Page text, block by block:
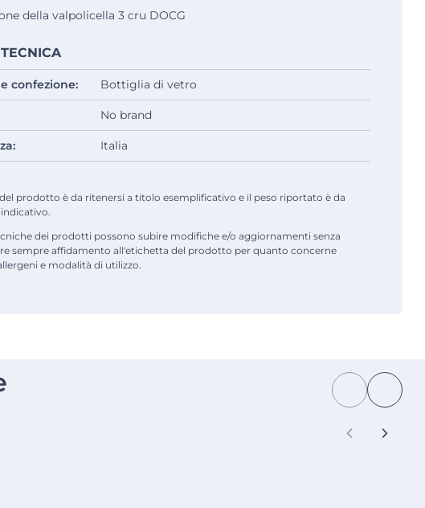
della valpolicella 3 cru DOCG
confezione: Bottiglia di vetro
No brand
Italia
prodotto è da ritenersi a titolo esemplificativo e il peso riportato è da
dei prodotti possono subire modifiche e/o aggiornamenti senza
sempre affidamento all'etichetta del prodotto per quanto concerne
e modalità di utilizzo.